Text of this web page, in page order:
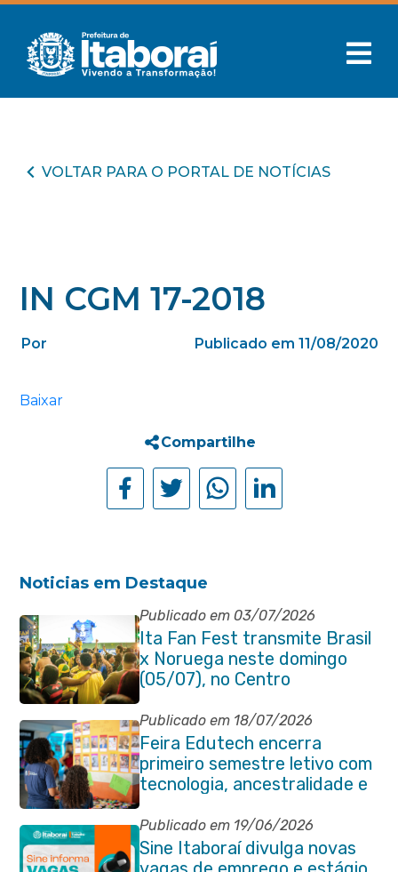
VOLTAR PARA O PORTAL DE NOTÍCIAS
IN CGM 17-2018
Por Publicado em 11/08/2020
Baixar
Compartilhe
Noticias em Destaque
Publicado em 03/07/2026
Ita Fan Fest transmite Brasil
x Noruega neste domingo
(05/07), no Centro
Publicado em 18/07/2026
Feira Edutech encerra
primeiro semestre letivo com
tecnologia, ancestralidade e
protagonismo estudantil em
Itaboraí
Publicado em 19/06/2026
Sine Itaboraí divulga novas